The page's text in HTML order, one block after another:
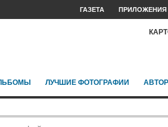
ГАЗЕТА ПРИЛОЖЕНИЯ
ЛУЧШИЕ ФОТОГРАФИИ